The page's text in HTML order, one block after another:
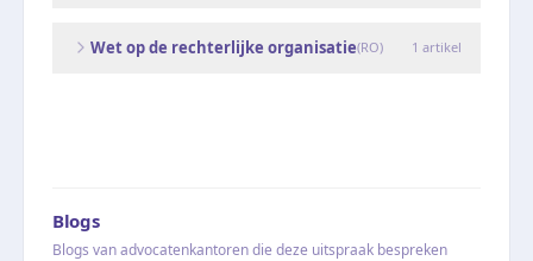
Wet op de rechterlijke organisatie(RO) 1 artikel
Blogs
Blogs van advocatenkantoren die deze uitspraak bespreken